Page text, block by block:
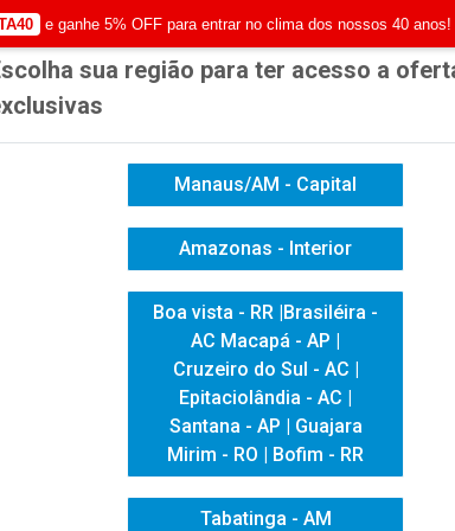
Já é cliente? - Entrar |
VISUAL
sua região para ter acesso a
Manaus/AM - Capital
Amazonas - Interior
Boa vista - RR |Brasiléira -
AC Macapá - AP |
Cruzeiro do Sul - AC |
Epitaciolândia - AC |
Santana - AP | Guajara
Mirim - RO | Bofim - RR
Tabatinga - AM
e ganhe 5% OFF para entrar no clima dos nossos 40 anos!